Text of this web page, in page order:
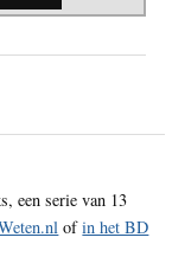
een serie van 13
ofin het BD